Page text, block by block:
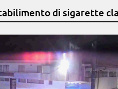
di sigarette